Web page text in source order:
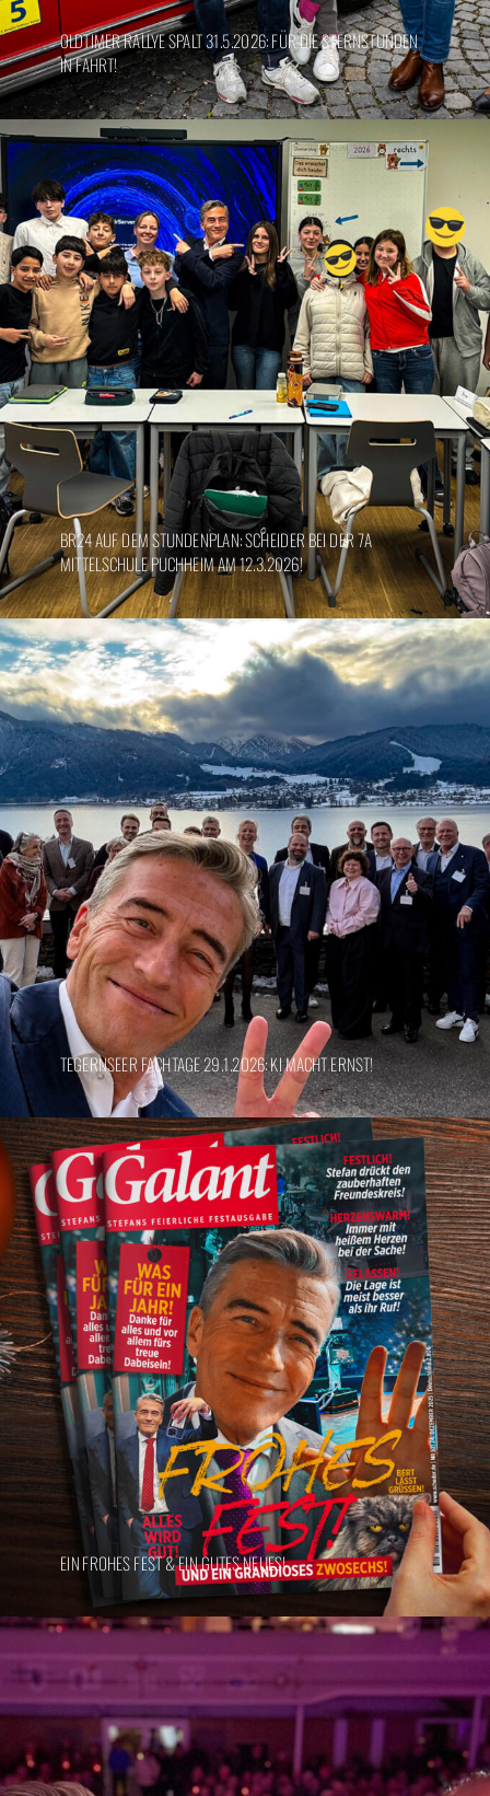
OLDTIMER RALLYE SPALT 31.5.2026: FÜR DIE STERNSTUNDEN
IN FAHRT!
BR24 AUF DEM STUNDENPLAN: SCHEIDER BEI DER 7A
MITTELSCHULE PUCHHEIM AM 12.3.2026!
TEGERNSEER FACHTAGE 29.1.2026: KI MACHT ERNST!
EIN FROHES FEST & EIN GUTES NEUES!